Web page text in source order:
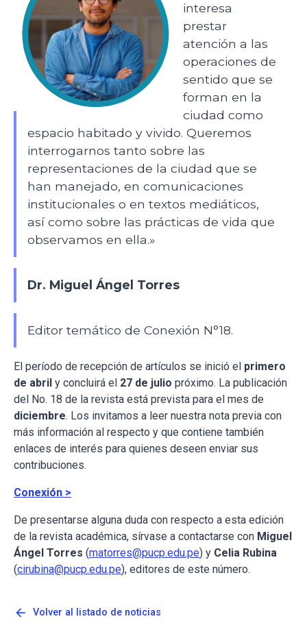
interesa
prestar
atención a las
operaciones de
sentido que se
forman en la
ciudad como
espacio habitado y vivido. Queremos
interrogarnos tanto sobre las
representaciones de la ciudad que se
han manejado, en comunicaciones
institucionales o en textos mediáticos,
así como sobre las prácticas de vida que
observamos en ella.»
Dr. Miguel Ángel Torres
Editor temático de Conexión N°18.
El período de recepción de artículos se inició el primero
de abril y concluirá el 27 de julio próximo. La publicación
del No. 18 de la revista está prevista para el mes de
diciembre. Los invitamos a leer nuestra nota previa con
más información al respecto y que contiene también
enlaces de interés para quienes deseen enviar sus
contribuciones.
Conexión >
De presentarse alguna duda con respecto a esta edición
de la revista académica, sírvase a contactarse con Miguel
Ángel Torres (matorres@pucp.edu.pe) y Celia Rubina
(cirubina@pucp.edu.pe), editores de este número.
arrow_back Volver al listado de noticias